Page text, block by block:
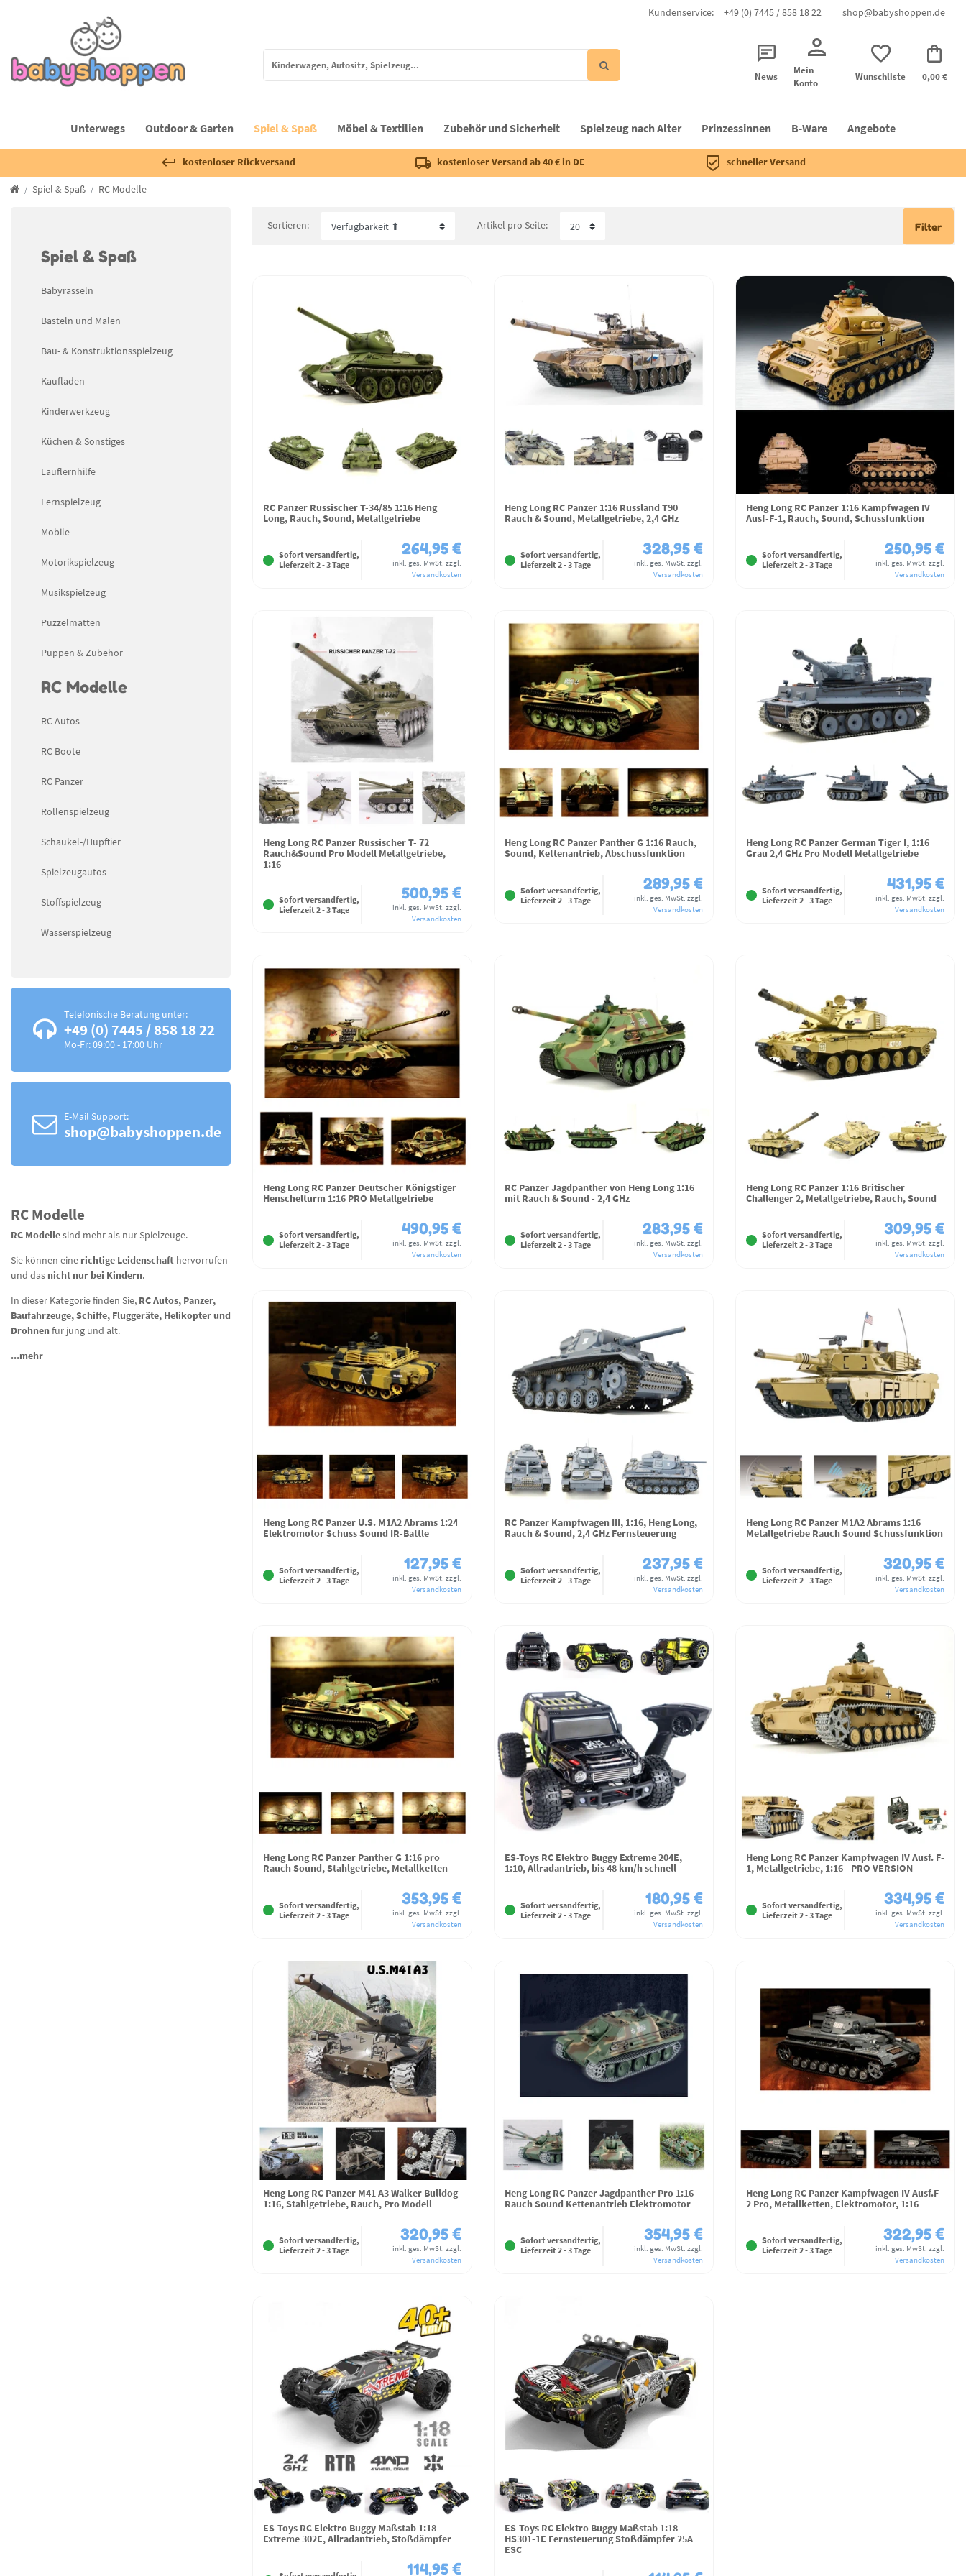
Kundenservice: +49 (0) 7445 / 858 18 22 shop@babyshoppen.de
News
Mein
Konto
Wunschliste 0,00 €
Unterwegs Outdoor & Garten Spiel & Spaß Möbel & Textilien Zubehör und Sicherheit Spielzeug nach Alter Prinzessinnen B-Ware Angebote
kostenloser Rückversand kostenloser Versand ab 40 € in DE schneller Versand
Spiel & Spaß RC Modelle
Spiel & Spaß
Babyrasseln
Basteln und Malen
Bau- & Konstruktionsspielzeug
Kaufladen
Kinderwerkzeug
Küchen & Sonstiges
Lauflernhilfe
Lernspielzeug
Mobile
Motorikspielzeug
Musikspielzeug
Puzzelmatten
Puppen & Zubehör
RC Modelle
RC Autos
RC Boote
RC Panzer
Rollenspielzeug
Schaukel-/Hüpftier
Spielzeugautos
Stoffspielzeug
Wasserspielzeug
Telefonische Beratung unter:
+49 (0) 7445 / 858 18 22
Mo-Fr: 09:00 - 17:00 Uhr
E-Mail Support:
shop@babyshoppen.de
RC Modelle
RC Modellesind mehr als nur Spielzeuge.
Sie können eine richtige Leidenschaft hervorrufen
und das nicht nur bei Kindern.
In dieser Kategorie finden Sie, RC Autos, Panzer,
Baufahrzeuge, Schiffe, Fluggeräte, Helikopter und
Drohnenfür jung und alt.
...mehr
Sortieren: Artikel pro Seite: Filter
RC Panzer Russischer T-34/85 1:16 Heng
Long, Rauch, Sound, Metallgetriebe
Sofort versandfertig,
Lieferzeit 2 - 3 Tage
264,95 €
inkl. ges. MwSt. zzgl.
Versandkosten
Heng Long RC Panzer 1:16 Russland T90
Rauch & Sound, Metallgetriebe, 2,4 GHz
Sofort versandfertig,
Lieferzeit 2 - 3 Tage
328,95 €
inkl. ges. MwSt. zzgl.
Versandkosten
Heng Long RC Panzer 1:16 Kampfwagen IV
Ausf-F-1, Rauch, Sound, Schussfunktion
Sofort versandfertig,
Lieferzeit 2 - 3 Tage
250,95 €
inkl. ges. MwSt. zzgl.
Versandkosten
Heng Long RC Panzer Russischer T- 72
Rauch&Sound Pro Modell Metallgetriebe,
1:16
Sofort versandfertig,
Lieferzeit 2 - 3 Tage
500,95 €
inkl. ges. MwSt. zzgl.
Versandkosten
Heng Long RC Panzer Panther G 1:16 Rauch,
Sound, Kettenantrieb, Abschussfunktion
Sofort versandfertig,
Lieferzeit 2 - 3 Tage
289,95 €
inkl. ges. MwSt. zzgl.
Versandkosten
Heng Long RC Panzer German Tiger I, 1:16
Grau 2,4 GHz Pro Modell Metallgetriebe
Sofort versandfertig,
Lieferzeit 2 - 3 Tage
431,95 €
inkl. ges. MwSt. zzgl.
Versandkosten
Heng Long RC Panzer Deutscher Königstiger
Henschelturm 1:16 PRO Metallgetriebe
Sofort versandfertig,
Lieferzeit 2 - 3 Tage
490,95 €
inkl. ges. MwSt. zzgl.
Versandkosten
RC Panzer Jagdpanther von Heng Long 1:16
mit Rauch & Sound - 2,4 GHz
Sofort versandfertig,
Lieferzeit 2 - 3 Tage
283,95 €
inkl. ges. MwSt. zzgl.
Versandkosten
Heng Long RC Panzer 1:16 Britischer
Challenger 2, Metallgetriebe, Rauch, Sound
Sofort versandfertig,
Lieferzeit 2 - 3 Tage
309,95 €
inkl. ges. MwSt. zzgl.
Versandkosten
Heng Long RC Panzer U.S. M1A2 Abrams 1:24
Elektromotor Schuss Sound IR-Battle
Sofort versandfertig,
Lieferzeit 2 - 3 Tage
127,95 €
inkl. ges. MwSt. zzgl.
Versandkosten
RC Panzer Kampfwagen III, 1:16, Heng Long,
Rauch & Sound, 2,4 GHz Fernsteuerung
Sofort versandfertig,
Lieferzeit 2 - 3 Tage
237,95 €
inkl. ges. MwSt. zzgl.
Versandkosten
Heng Long RC Panzer M1A2 Abrams 1:16
Metallgetriebe Rauch Sound Schussfunktion
Sofort versandfertig,
Lieferzeit 2 - 3 Tage
320,95 €
inkl. ges. MwSt. zzgl.
Versandkosten
Heng Long RC Panzer Panther G 1:16 pro
Rauch Sound, Stahlgetriebe, Metallketten
Sofort versandfertig,
Lieferzeit 2 - 3 Tage
353,95 €
inkl. ges. MwSt. zzgl.
Versandkosten
ES-Toys RC Elektro Buggy Extreme 204E,
1:10, Allradantrieb, bis 48 km/h schnell
Sofort versandfertig,
Lieferzeit 2 - 3 Tage
180,95 €
inkl. ges. MwSt. zzgl.
Versandkosten
Heng Long RC Panzer Kampfwagen IV Ausf. F-
1, Metallgetriebe, 1:16 - PRO VERSION
Sofort versandfertig,
Lieferzeit 2 - 3 Tage
334,95 €
inkl. ges. MwSt. zzgl.
Versandkosten
Heng Long RC Panzer M41 A3 Walker Bulldog
1:16, Stahlgetriebe, Rauch, Pro Modell
Sofort versandfertig,
Lieferzeit 2 - 3 Tage
320,95 €
inkl. ges. MwSt. zzgl.
Versandkosten
Heng Long RC Panzer Jagdpanther Pro 1:16
Rauch Sound Kettenantrieb Elektromotor
Sofort versandfertig,
Lieferzeit 2 - 3 Tage
354,95 €
inkl. ges. MwSt. zzgl.
Versandkosten
Heng Long RC Panzer Kampfwagen IV Ausf.F-
2 Pro, Metallketten, Elektromotor, 1:16
Sofort versandfertig,
Lieferzeit 2 - 3 Tage
322,95 €
inkl. ges. MwSt. zzgl.
Versandkosten
ES-Toys RC Elektro Buggy Maßstab 1:18
Extreme 302E, Allradantrieb, Stoßdämpfer
114,95 €
ES-Toys RC Elektro Buggy Maßstab 1:18
HS301-1E Fernsteuerung Stoßdämpfer 25A
ESC